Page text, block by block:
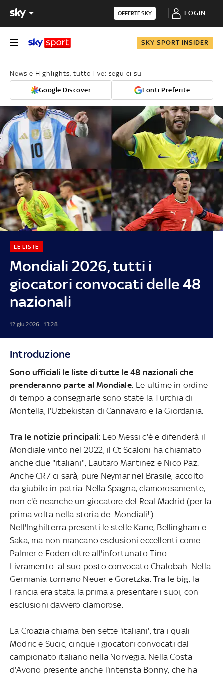
OFFERTE SKY LOGIN
SKY SPORT INSIDER
News e Highlights, tutto live: seguici su
Google Discover Fonti Preferite
Mondiali 2026, tutti i
giocatori convocati delle 48
nazionali
LE LISTE
12 giu 2026 - 13:28
Introduzione
Sono ufficiali le liste di tutte le 48 nazionali che
prenderanno parte al Mondiale. Le ultime in ordine
di tempo a consegnarle sono state la Turchia di
Montella, l'Uzbekistan di Cannavaro e la Giordania.
Tra le notizie principali: Leo Messi c'è e difenderà il
Mondiale vinto nel 2022, il Ct Scaloni ha chiamato
anche due "italiani", Lautaro Martinez e Nico Paz.
Anche CR7 ci sarà, pure Neymar nel Brasile, accolto
da giubilo in patria. Nella Spagna, clamorosamente,
non c'è neanche un giocatore del Real Madrid (per la
prima volta nella storia dei Mondiali!).
Nell'Inghilterra presenti le stelle Kane, Bellingham e
Saka, ma non mancano esclusioni eccellenti come
Palmer e Foden oltre all'infortunato Tino
Livramento: al suo posto convocato Chalobah. Nella
Germania tornano Neuer e Goretzka. Tra le big, la
Francia era stata la prima a presentare i suoi, con
esclusioni davvero clamorose.
La Croazia chiama ben sette 'italiani', tra i quali
Modric e Sucic, cinque i giocatori convocati dal
campionato italiano nella Norvegia. Nella Costa
d'Avorio presente anche l'interista Bonny, che ha